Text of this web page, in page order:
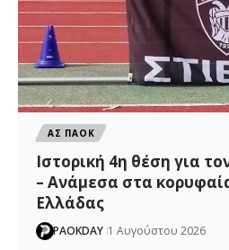
ΑΣ ΠΑΟΚ
Ιστορική 4η θέση για
– Ανάμεσα στα
Ελλάδας
PAOKDAY 1 Αυγούστου 2026